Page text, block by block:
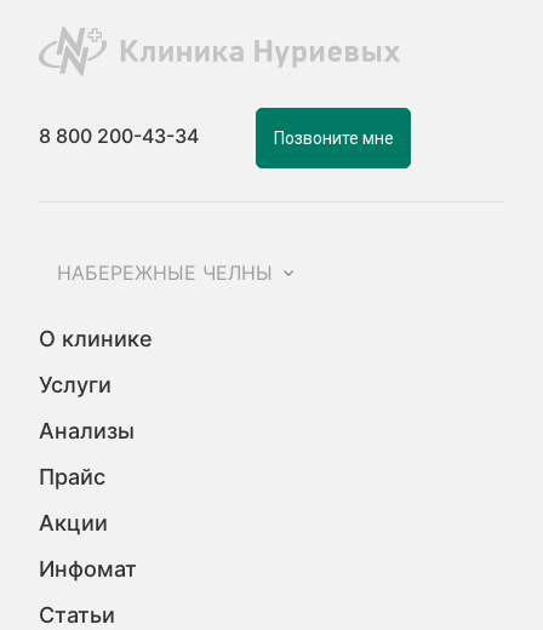
8 800 200-43-34 Позвоните мне
НАБЕРЕЖНЫЕ ЧЕЛНЫ
О клинике
Услуги
Анализы
Прайс
Акции
Инфомат
Статьи